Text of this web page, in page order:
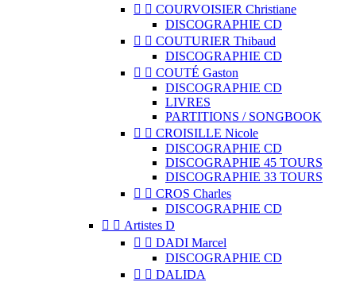
  COURVOISIER Christiane
DISCOGRAPHIE CD
  COUTURIER Thibaud
DISCOGRAPHIE CD
  COUTÉ Gaston
DISCOGRAPHIE CD
LIVRES
PARTITIONS / SONGBOOK
  CROISILLE Nicole
DISCOGRAPHIE CD
DISCOGRAPHIE 45 TOURS
DISCOGRAPHIE 33 TOURS
  CROS Charles
DISCOGRAPHIE CD
  Artistes D
  DADI Marcel
DISCOGRAPHIE CD
  DALIDA